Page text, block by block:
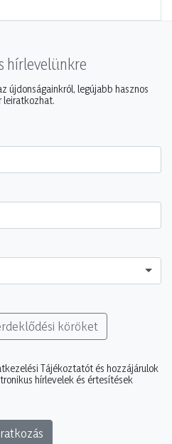
hírlevelünkre
újdonságainkról, legújabb hasznos
leiratkozhat.
köröket
Tájékoztatót és hozzájárulok
hírlevelek és értesítések